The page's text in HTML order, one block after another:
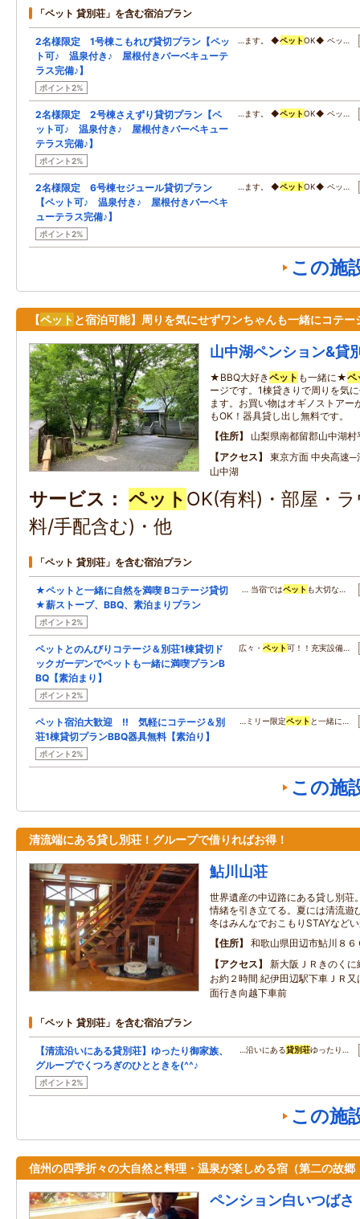
「ペット 貸別荘」を含む宿泊プラン
2名様限定 1号棟こもれび貸切プラン【ペッ
ト可♪ 温泉付き♪ 屋根付きバーベキューテ
ラス完備♪】
ポイント2%
…ます。 ◆ペットOK◆ ペッ…
2名様限定 2号棟さえずり貸切プラン【ペ
ット可♪ 温泉付き♪ 屋根付きバーベキュー
テラス完備♪】
ポイント2%
…ます。 ◆ペットOK◆ ペッ…
2名様限定 6号棟セジュール貸切プラン
【ペット可♪ 温泉付き♪ 屋根付きバーベキ
ューテラス完備♪】
ポイント2%
…ます。 ◆ペットOK◆ ペッ…
この施
【ペット と宿泊可能】周りを気にせずワンちゃんも一緒にコテー
山中湖ペンション&
★BBQ大好きペット も一緒に★ペ
ージです。1棟貸きりで周りを気
ます。お買い物はオギノストアー
もOK！器具貸し出し無料です。
住所
山梨県南都留郡山中湖村
アクセス
東京方面 中央高速
山中湖
サービス ペット OK(有料)・部屋・
料/手配含む)・他
「ペット 貸別荘」を含む宿泊プラン
★ペットと一緒に自然を満喫 Bコテージ貸切
★薪ストーブ、BBQ、素泊まりプラン
ポイント2%
… 当宿ではペット も大切な…
ペットとのんびりコテージ＆別荘1棟貸切ド
ックガーデンでペットも一緒に満喫プランB
BQ【素泊まり】
ポイント2%
広々・ ペット可！！充実設備…
ペット宿泊大歓迎 !! 気軽にコテージ＆別
荘1棟貸切プランBBQ器具無料【素泊り】
ポイント2%
…ミリー限定ペット と一緒に…
この施
清流端にある貸し別荘！グループで借りればお得！
鮎川山荘
世界遺産の中辺路にある貸し別荘
情緒を引き立てる。夏には清流遊
冬はみんなでおこもりSTAYなど
住所
和歌山県田辺市鮎川８６
アクセス
新大阪ＪＲきのく
お約２時間 紀伊田辺駅下車ＪＲ
面行き向越下車前
「ペット 貸別荘」を含む宿泊プラン
【清流沿いにある貸別荘】ゆったり御家族、
グループでくつろぎのひとときを(^^♪
ポイント2%
…沿いにある貸別荘ゆったり…
この施
信州の四季折々の大自然と料理・温泉が楽しめる宿（第二の故郷
ペンション白いつばさ